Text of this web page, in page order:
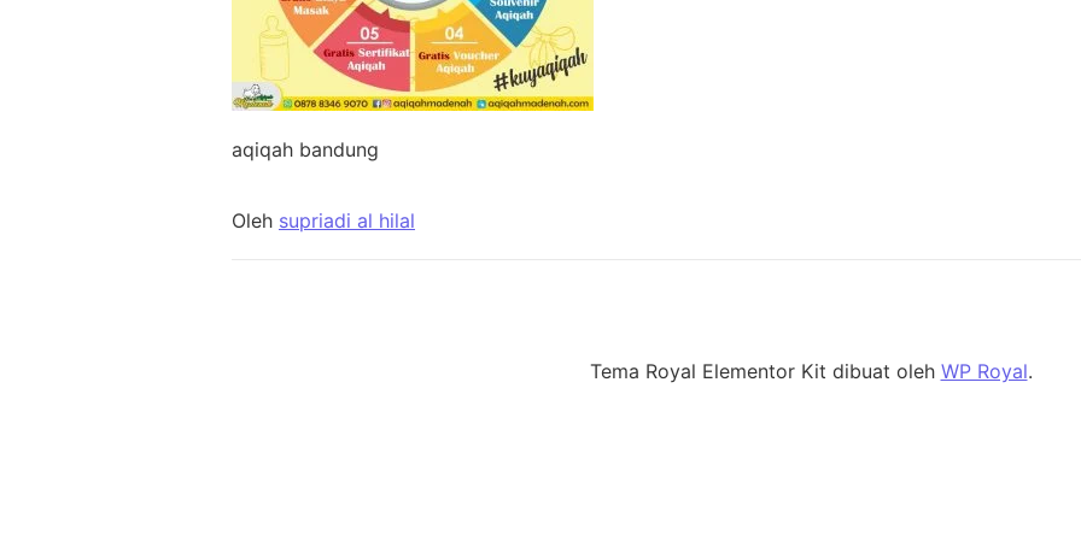
aqiqah bandung
Oleh supriadi al hilal
Tema Royal Elementor Kit dibuat oleh WP Royal.